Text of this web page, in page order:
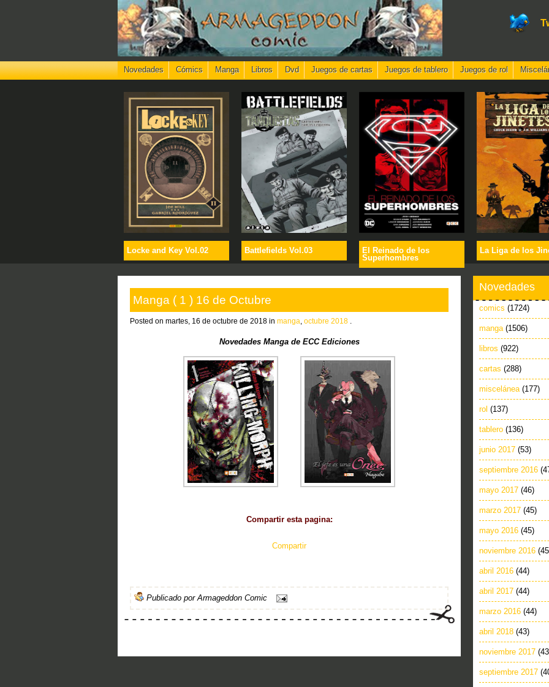
Novedades Cómics Manga Libros Dvd Juegos de cartas Juegos de tablero Juegos de rol
Locke and Key Vol.02 Battlefields Vol.03
El Reinado de los
Superhombres
La Liga de los
Manga ( 1 ) 16 de Octubre
Posted on martes, 16 de octubre de 2018 in manga octubre 2018
Novedades Manga de ECC Ediciones
Compartir esta pagina:
Compartir
Publicado porArmageddon Comic
Novedades
comics (1724)
manga (1506)
libros (922)
cartas (288)
miscelánea (177)
rol (137)
tablero (136)
junio 2017 (53)
septiembre 2016
mayo 2017 (46)
marzo 2017 (45)
mayo 2016 (45)
noviembre 2016
abril 2016 (44)
abril 2017 (44)
marzo 2016 (44)
abril 2018 (43)
noviembre 2017
septiembre 2017